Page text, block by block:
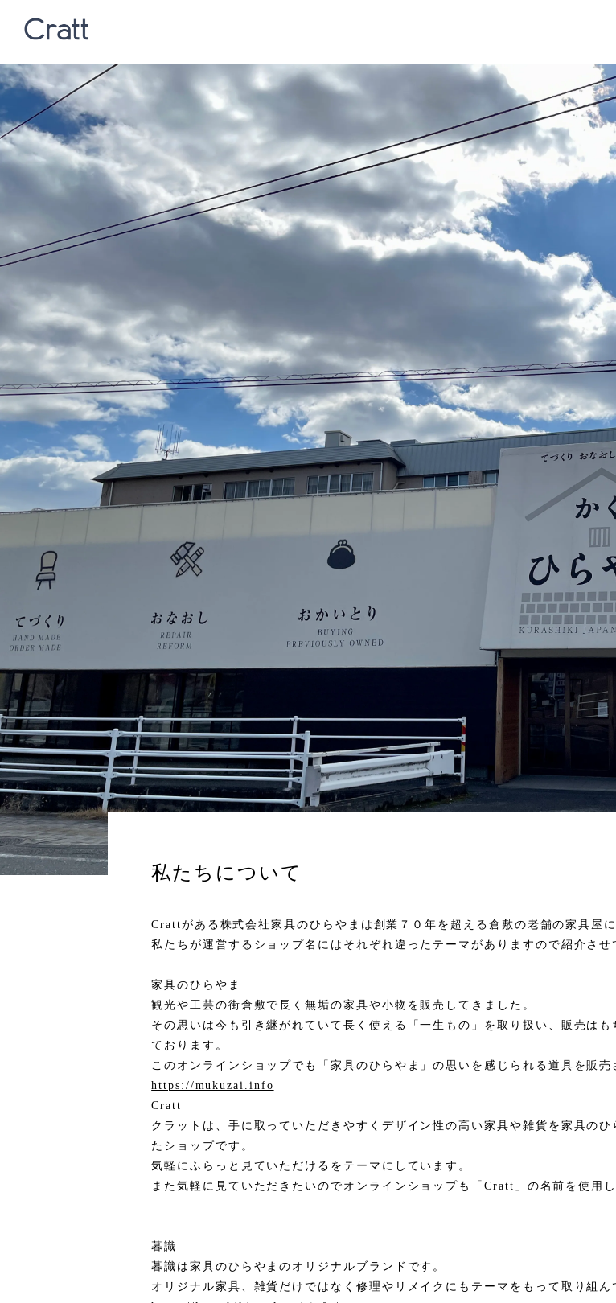
私たちについて
Crattがある株式会社家具のひらやまは創業７０年を超える倉敷の老舗の家具屋に
私たちが運営するショップ名にはそれぞれ違ったテーマがありますので紹介させ
家具のひらやま
観光や工芸の街倉敷で長く無垢の家具や小物を販売してきました。
その思いは今も引き継がれていて長く使える「一生もの」を取り扱い、販売は
ております。
このオンラインショップでも「家具のひらやま」の思いを感じられる道具を販売
https://mukuzai.info
Cratt
クラットは、手に取っていただきやすくデザイン性の高い家具や雑貨を家具の
たショップです。
気軽にふらっと見ていただけるをテーマにしています。
また気軽に見ていただきたいのでオンラインショップも「Cratt」の名前を使用し
暮識
暮識は家具のひらやまのオリジナルブランドです。
オリジナル家具、雑貨だけではなく修理やリメイクにもテーマをもって取り組ん